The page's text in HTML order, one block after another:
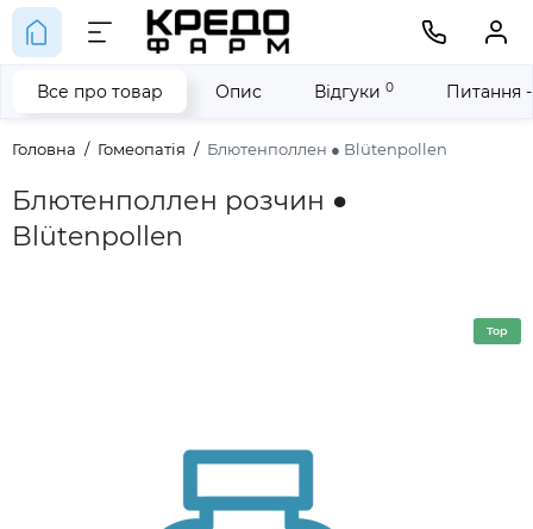
Головна Гомеопатія Блютенполлен ● Blütenpollen
Блютенполлен розчин ●
Blütenpollen
Все про товар Опис Відгуки 0 Питання
Top